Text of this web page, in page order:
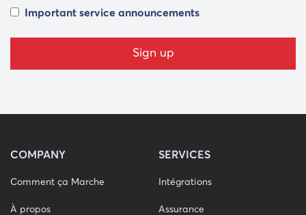
Important service announcements
COMPANY
Comment ça Marche
À propos
SERVICES
Intégrations
Assurance